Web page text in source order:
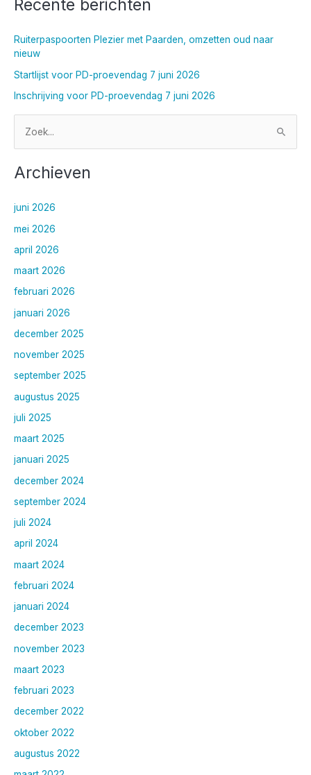
Recente berichten
Ruiterpaspoorten Plezier met Paarden, omzetten oud naar
nieuw
Startlijst voor PD-proevendag 7 juni 2026
Inschrijving voor PD-proevendag 7 juni 2026
e
n
a
a
Archieven
juni 2026
mei 2026
april 2026
maart 2026
februari 2026
januari 2026
december 2025
november 2025
september 2025
augustus 2025
juli 2025
maart 2025
januari 2025
december 2024
september 2024
juli 2024
april 2024
maart 2024
februari 2024
januari 2024
december 2023
november 2023
maart 2023
februari 2023
december 2022
oktober 2022
augustus 2022